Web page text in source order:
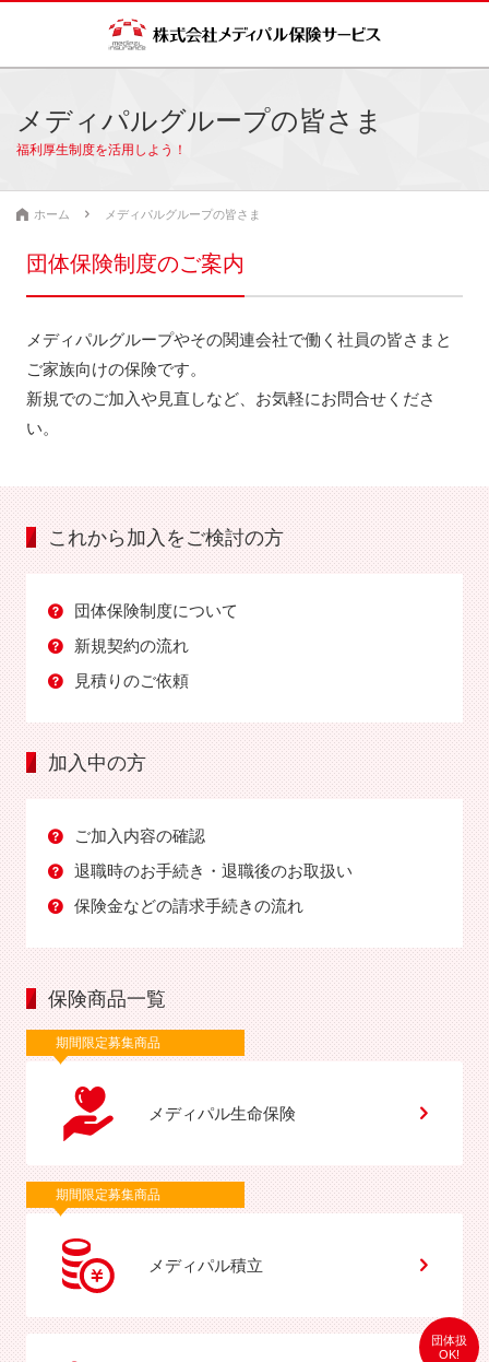
メディパルグループの皆さま
福利厚生制度を活用しよう！
ホーム メディパルグループの皆さま
団体保険制度のご案内
メディパルグループやその関連会社で働く社員の皆さまと
ご家族向けの保険です。
新規でのご加入や見直しなど、お気軽にお問合せくださ
い。
これから加入をご検討の方
団体保険制度について
新規契約の流れ
見積りのご依頼
加入中の方
ご加入内容の確認
退職時のお手続き・退職後のお取扱い
保険金などの請求手続きの流れ
保険商品一覧
期間限定募集商品
メディパル生命保険
期間限定募集商品
メディパル積立
団体扱
OK!